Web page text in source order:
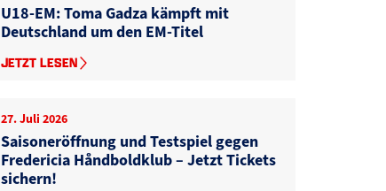
U18-EM: Toma Gadza kämpft mit
Deutschland um den EM-Titel
JETZT LESEN
27. Juli 2026
Saisoneröffnung und Testspiel gegen
Fredericia Håndboldklub – Jetzt Tickets
sichern!